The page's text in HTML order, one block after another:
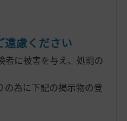
遠慮ください
者に被害を与え、処罰の
の為に下記の掲示物の登